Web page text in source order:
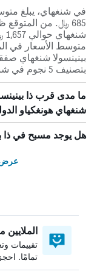
685 ﷼. من المتوقع
بينينسولا شنغهاي
بتصنيف 5 نجوم في شنغهاي.
ما مدى قرب ذا
شنغهاي هونغكياو
هل يوجد مسبح في ذا
عرض
الملايين
تقييمات
تمامًا.